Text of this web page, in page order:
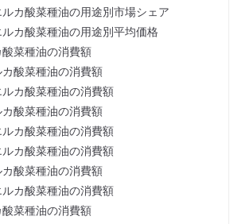
ルカ酸菜種油の用途別市場シェア
ルカ酸菜種油の用途別平均価格
酸菜種油の消費額
カ酸菜種油の消費額
ルカ酸菜種油の消費額
カ酸菜種油の消費額
ルカ酸菜種油の消費額
ルカ酸菜種油の消費額
カ酸菜種油の消費額
ルカ酸菜種油の消費額
酸菜種油の消費額